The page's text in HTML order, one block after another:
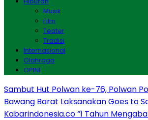
Musik
Film
Teater
Tradisi
Internasional
Olahraga
OPINI
Sambut Hut Polwan ke-76, Polwan
Bawang Barat Laksanakan Goes to
Kabarindonesia.co “1 Tahun